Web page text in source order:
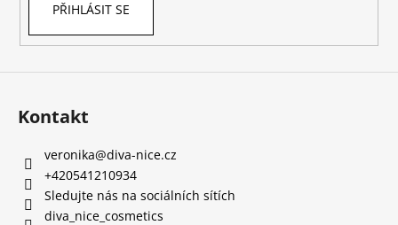
PŘIHLÁSIT SE
Kontakt
veronika@diva-nice.cz
+420541210934
Sledujte nás na sociálních sítích
diva_nice_cosmetics